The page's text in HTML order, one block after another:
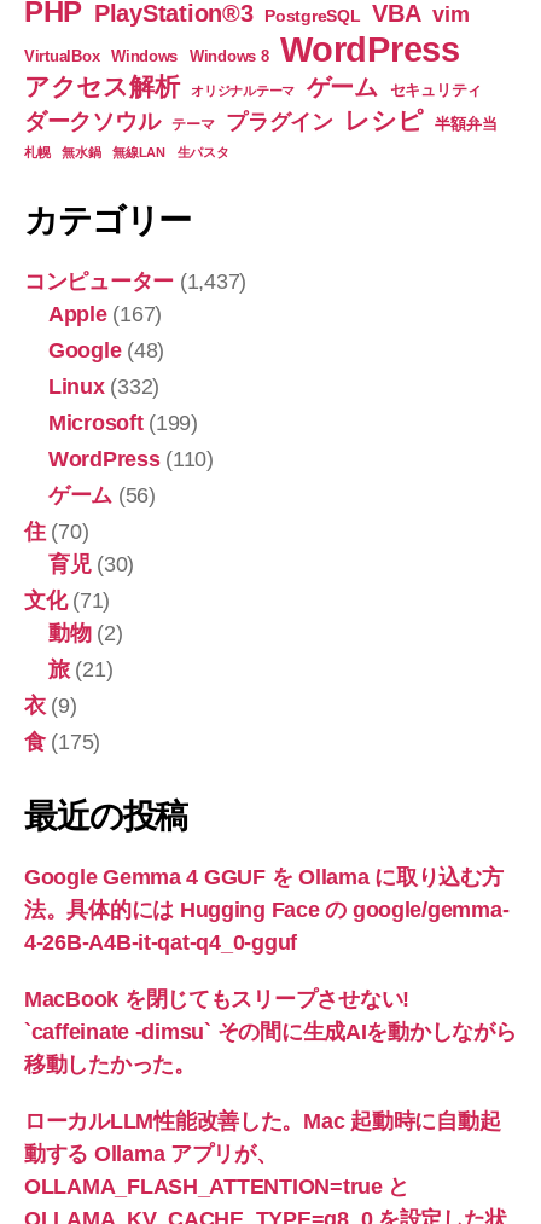
PHP PlayStation®3 PostgreSQL VBA vim
VirtualBox Windows Windows 8 WordPress
アクセス解析 オリジナルテーマ ゲーム セキュリティ
ダークソウル テーマ プラグイン レシピ 半額弁当
札幌 無水鍋 無線LAN 生パスタ
カテゴリー
コンピューター (1,437)
Apple(167)
Google(48)
Linux(332)
Microsoft(199)
WordPress(110)
ゲーム (56)
住(70)
育児(30)
文化(71)
動物(2)
旅(21)
衣(9)
食(175)
最近の投稿
Google Gemma 4 GGUF を Ollama に取り込む方
法。具体的には Hugging Face の google/gemma-
4-26B-A4B-it-qat-q4_0-gguf
MacBook を閉じてもスリープさせない!
`caffeinate -dimsu` その間に生成AIを動かしながら
移動したかった。
ローカルLLM性能改善した。Mac 起動時に自動起
動する Ollama アプリが、
OLLAMA_FLASH_ATTENTION=true と
OLLAMA_KV_CACHE_TYPE=q8_0 を設定した状